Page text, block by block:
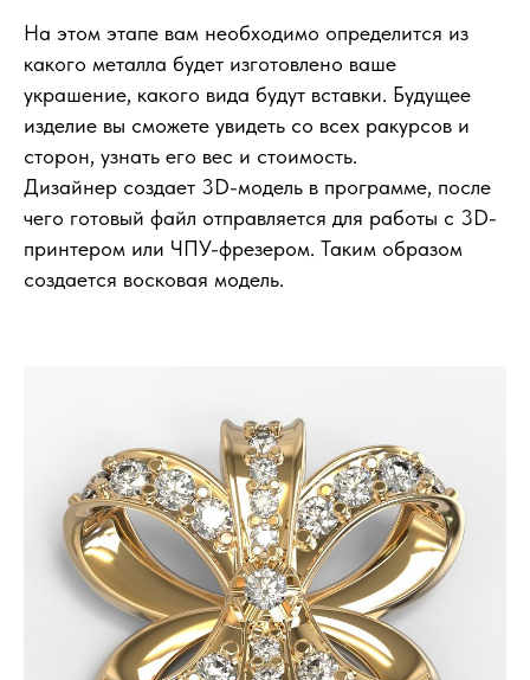
На этом этапе вам необходимо определится из
какого металла будет изготовлено ваше
украшение, какого вида будут вставки. Будущее
изделие вы сможете увидеть со всех ракурсов и
сторон, узнать его вес и стоимость.
Дизайнер создает 3D-модель в программе, после
чего готовый файл отправляется для работы с 3D-
принтером или ЧПУ-фрезером. Таким образом
создается восковая модель.